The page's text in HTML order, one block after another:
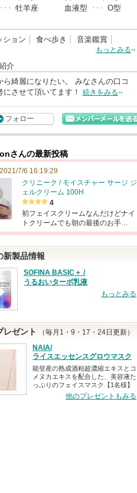
･･･ 牡羊座 血液型 ･･･ O型
ション
食べ歩き 音楽鑑賞
もっとみる
介
ら綺麗になりたい。 みなさんの口コ
にさせて頂いてます！ 続きをみる
フォロー
さんの最新投稿
2021/7/6 16:19:29
クリニーク / モイスチャー サージ ジ
ェルクリーム 100H
4
初フェイスクリームなんだけどナイ
トクリームでも朝の最後のお手…
新製品情報
SOFINA BASIC＋ /
うるおいターボ乳液
もっとみる
レゼント
（毎月1・9・17・24日更新）
NAIA/
ライスエッセンスグロウマスク
能登産の熟成酒粕超濃縮エキスとコ
メヌカエキスを配合した、美容液た
っぷりのフェイスマスク【1名様】
他のプレゼントもみる